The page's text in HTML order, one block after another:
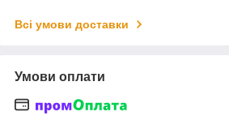
Всі умови доставки
Умови оплати